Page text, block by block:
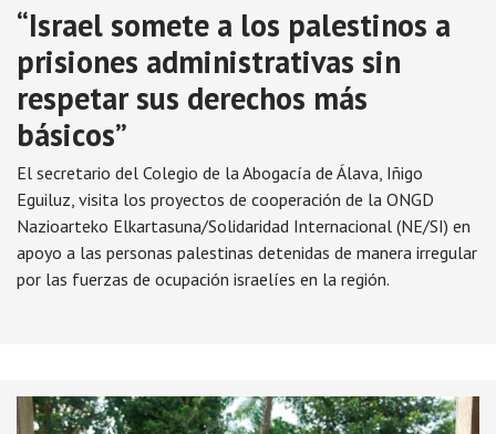
“Israel somete a los palestinos a
prisiones administrativas sin
respetar sus derechos más
básicos”
El secretario del Colegio de la Abogacía de Álava, Iñigo
Eguiluz, visita los proyectos de cooperación de la ONGD
Nazioarteko Elkartasuna/Solidaridad Internacional (NE/SI) en
apoyo a las personas palestinas detenidas de manera irregular
por las fuerzas de ocupación israelíes en la región.